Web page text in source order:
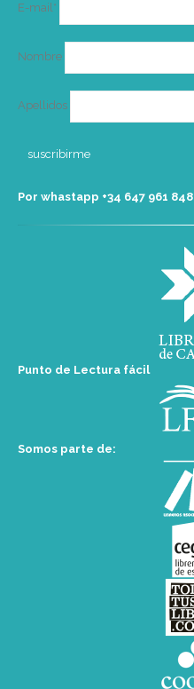
E-mail*
Nombre
Apellidos
Por whastapp +34 ‭647 961 848‬
Punto de Lectura fácil
Somos parte de: